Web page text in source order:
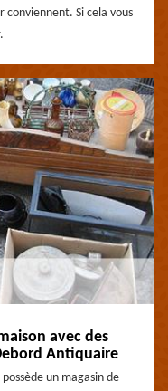
conviennent. Si cela vous
avec des
Antiquaire
un magasin de